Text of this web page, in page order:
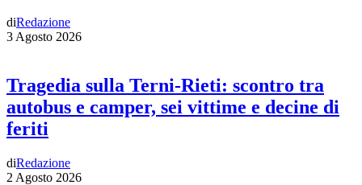
diRedazione
3 Agosto 2026
Tragedia sulla Terni-Rieti: scontro tra
autobus e camper, sei vittime e decine di
feriti
diRedazione
2 Agosto 2026